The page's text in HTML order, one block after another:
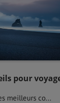
pour
meilleurs co...